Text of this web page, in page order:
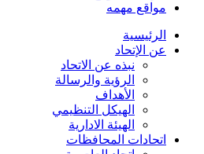
مواقع مهمه
الرئيسية
عن الإتحاد
نبذه عن الاتحاد
الرؤية والرسالة
الأهداف
الهيكل التنظيمي
الهيئة الادارية
اتحادات المحافظات